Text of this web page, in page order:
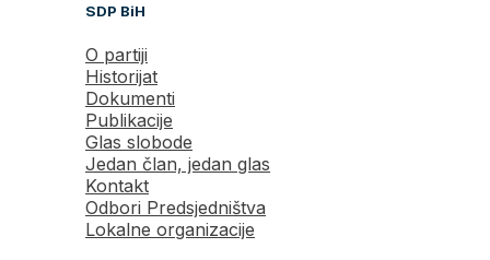
SDP BiH
O partiji
Historijat
Dokumenti
Publikacije
Glas slobode
Jedan član, jedan glas
Kontakt
Odbori Predsjedništva
Lokalne organizacije